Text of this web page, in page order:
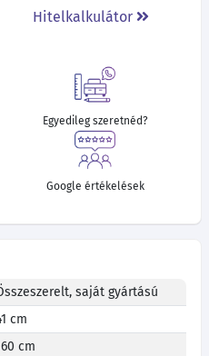
Hitelkalkulátor
Egyedileg szeretnéd?
Google értékelések
saját gyártású
cm
cm